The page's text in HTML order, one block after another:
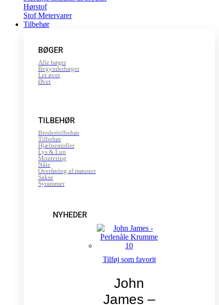
Hørstof
Stof Metervarer
Tilbehør
BØGER
Alle bøger
Begynderbøger
Let øvet
Øvet
TILBEHØR
Broderitilbehør
Tilbehør
Hjælpemidler
Lys & Lup
Montering
Nåle
Overføring af mønster
Sakse
Syrammer
NYHEDER
Tilføj som favorit
John
James –